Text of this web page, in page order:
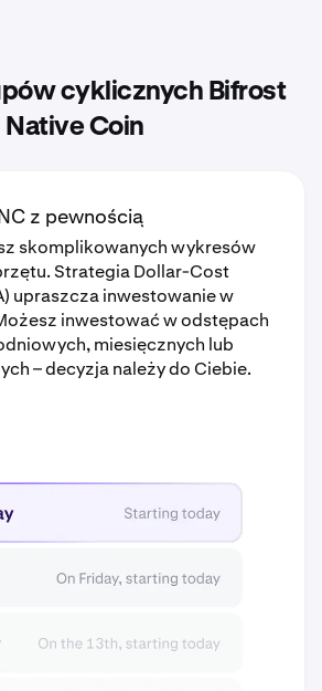
cyklicznych Bifrost
Native Coin
z pewnością
skomplikowanych wykresów
Strategia Dollar-Cost
upraszcza inwestowanie w
inwestować w odstępach
miesięcznych lub
– decyzja należy do Ciebie.